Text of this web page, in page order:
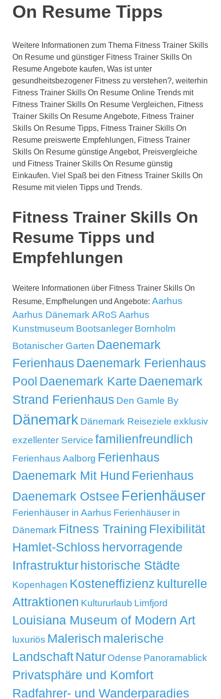
On Resume Tipps
Weitere Informationen zum Thema Fitness Trainer Skills
On Resume und günstiger Fitness Trainer Skills On
Resume Angebote kaufen, Was ist unter
gesundheitsbezogener Fitness zu verstehen?, weiterhin
Fitness Trainer Skills On Resume Online Trends mit
Fitness Trainer Skills On Resume Vergleichen, Fitness
Trainer Skills On Resume Angebote, Fitness Trainer
Skills On Resume Tipps, Fitness Trainer Skills On
Resume preiswerte Empfehlungen, Fitness Trainer
Skills On Resume günstige Angebot, Preisvergleiche
und Fitness Trainer Skills On Resume günstig
Einkaufen. Viel Spaß bei den Fitness Trainer Skills On
Resume mit vielen Tipps und Trends.
Fitness Trainer Skills On
Resume Tipps und
Empfehlungen
Weitere Informationen über Fitness Trainer Skills On
Resume, Empfhelungen und Angebote: Aarhus
Aarhus Dänemark ARoS Aarhus
Kunstmuseum Bootsanleger Bornholm
Botanischer Garten Daenemark
Ferienhaus Daenemark Ferienhaus
Pool Daenemark Karte Daenemark
Strand Ferienhaus Den Gamle By
Dänemark Dänemark Reiseziele exklusiv
exzellenter Service familienfreundlich
Ferienhaus Aalborg Ferienhaus
Daenemark Mit Hund Ferienhaus
Daenemark Ostsee Ferienhäuser
Ferienhäuser in Aarhus Ferienhäuser in
Dänemark Fitness Training Flexibilität
Hamlet-Schloss hervorragende
Infrastrukturhistorische Städte
Kopenhagen Kosteneffizienz kulturelle
Attraktionen Kultururlaub Limfjord
Louisiana Museum of Modern Art
luxuriös Malerisch malerische
Landschaft Natur Odense Panoramablick
Privatsphäre und Komfort
Radfahrer- und Wanderparadies